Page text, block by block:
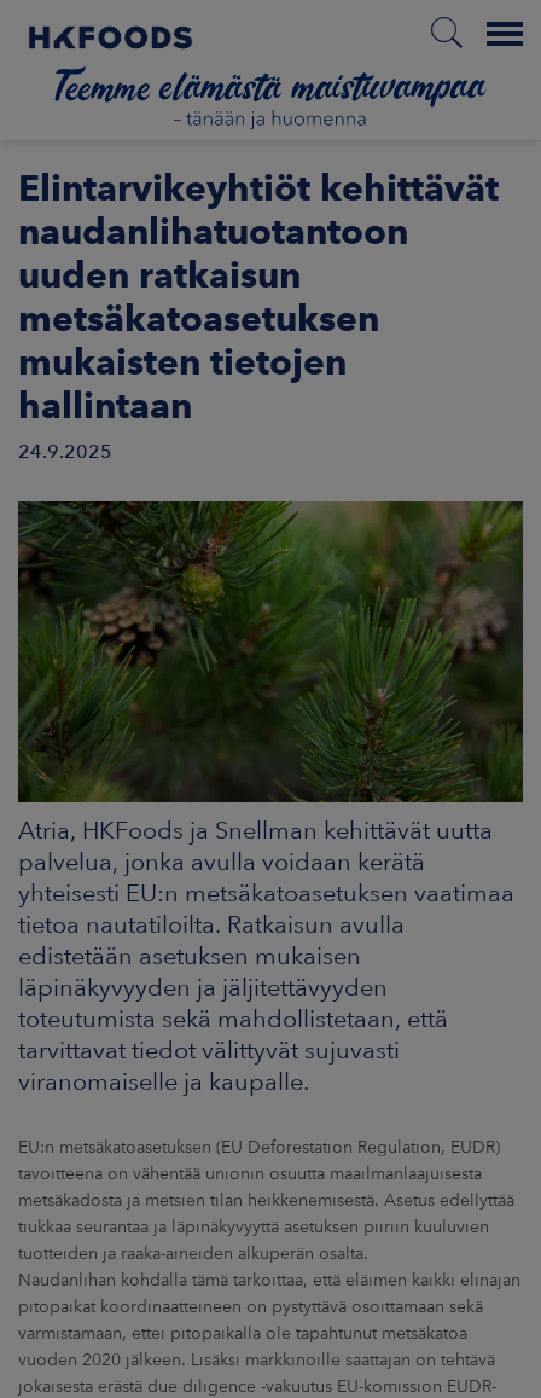
Menu
ETUSIVU
MEISTÄ
UUTISHUONE
Elintarvikeyhtiöt kehittävät
naudanlihatuotantoon
uuden ratkaisun
metsäkatoasetuksen
mukaisten tietojen
hallintaan
24.9.2025
Atria, HKFoods ja Snellman kehittävät uutta
palvelua, jonka avulla voidaan kerätä
yhteisesti EU:n metsäkatoasetuksen vaatimaa
tietoa nautatiloilta. Ratkaisun avulla
edistetään asetuksen mukaisen
läpinäkyvyyden ja jäljitettävyyden
toteutumista sekä mahdollistetaan, että
tarvittavat tiedot välittyvät sujuvasti
viranomaiselle ja kaupalle.
EU:n metsäkatoasetuksen (EU Deforestation Regulation, EUDR)
tavoitteena on vähentää unionin osuutta maailmanlaajuisesta
metsäkadosta ja metsien tilan heikkenemisestä. Asetus edellyttää
tiukkaa seurantaa ja läpinäkyvyyttä asetuksen piiriin kuuluvien
tuotteiden ja raaka-aineiden alkuperän osalta.
Naudanlihan kohdalla tämä tarkoittaa, että eläimen kaikki elinajan
pitopaikat koordinaatteineen on pystyttävä osoittamaan sekä
varmistamaan, ettei pitopaikalla ole tapahtunut metsäkatoa
vuoden 2020 jälkeen. Lisäksi markkinoille saattajan on tehtävä
jokaisesta erästä due diligence -vakuutus EU-komission EUDR-